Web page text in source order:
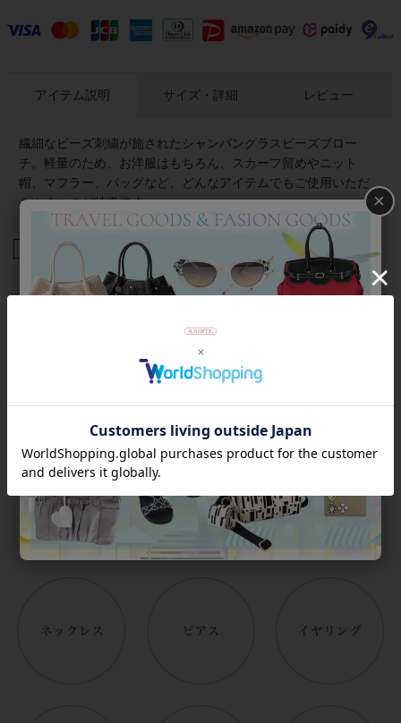
アイテム説明
繊細なビーズ刺繍が施されたシャンパングラスビーズブロー
チ。軽量のため、お洋服はもちろん、スカーフ留めやニット
帽、マフラー、バッグなど、どんなアイテムでもご使用いただ
きやすいのが特徴です。
サイズ・詳細 レビュー
商品番号 5241030
Category
アイテムカテゴリー
×